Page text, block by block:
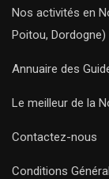
Nos activités en
Poitou, Dordogne)
Annuaire des
Le meilleur de la
Contactez-nous
Conditions